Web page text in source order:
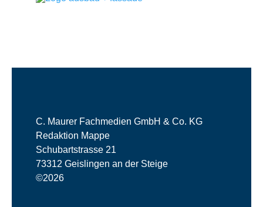
C. Maurer Fachmedien GmbH & Co. KG
Redaktion Mappe
Schubartstrasse 21
73312 Geislingen an der Steige
©2026